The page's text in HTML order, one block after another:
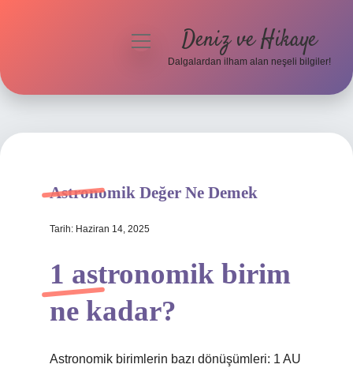
Hakkımızda
menüyü
Deniz ve Hikaye
Dalgalardan ilham alan neşeli bilgiler!
Astronomik Değer Ne Demek
Tarih: Haziran 14, 2025
1 astronomik birim
ne kadar?
Astronomik birimlerin bazı dönüşümleri: 1 AU